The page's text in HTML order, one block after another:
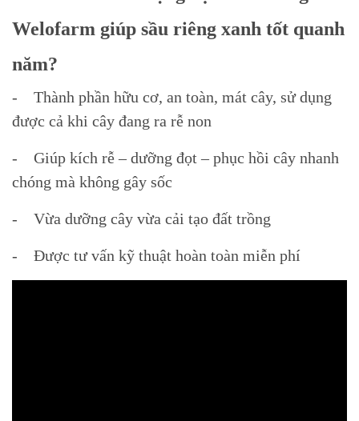
Welofarm giúp sầu riêng xanh tốt quanh
năm?
- Thành phần hữu cơ, an toàn, mát cây, sử dụng
được cả khi cây đang ra rễ non
- Giúp kích rễ – dưỡng đọt – phục hồi cây nhanh
chóng mà không gây sốc
- Vừa dưỡng cây vừa cải tạo đất trồng
- Được tư vấn kỹ thuật hoàn toàn miễn phí